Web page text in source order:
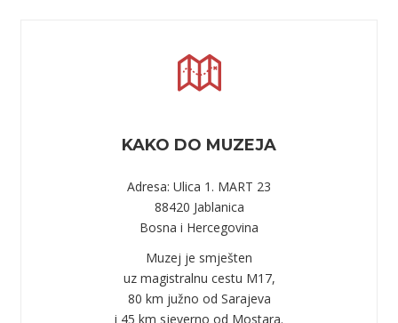
KAKO DO MUZEJA
Adresa: Ulica 1. MART 23
88420 Jablanica
Bosna i Hercegovina
Muzej je smješten
uz magistralnu cestu M17,
80 km južno od Sarajeva
i 45 km sjeverno od Mostara.